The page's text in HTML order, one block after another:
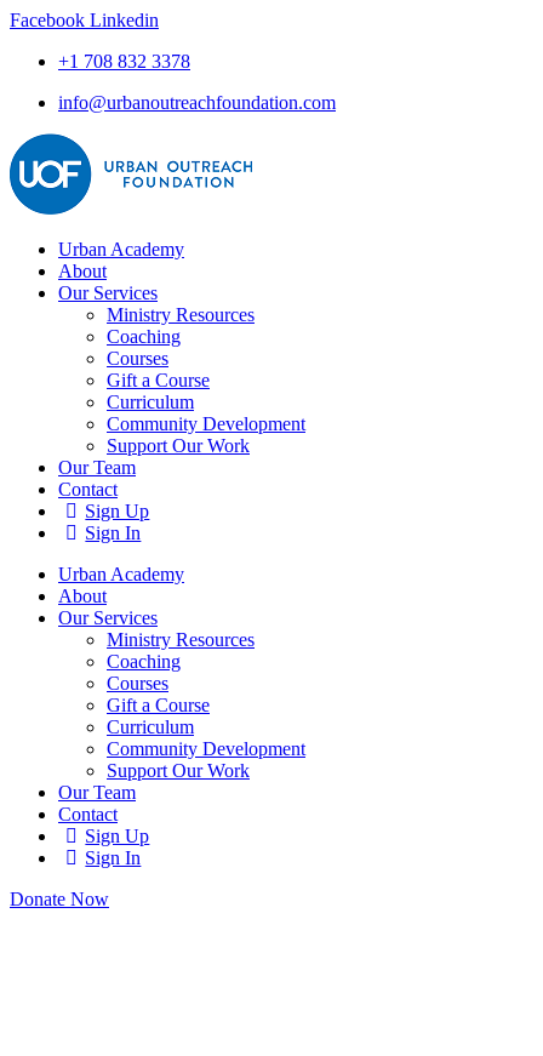
Facebook Linkedin
+1 708 832 3378
info@urbanoutreachfoundation.com
Urban Academy
About
Our Services
Ministry Resources
Coaching
Courses
Gift a Course
Curriculum
Community Development
Support Our Work
Our Team
Contact
Sign Up
Sign In
Urban Academy
About
Our Services
Ministry Resources
Coaching
Courses
Gift a Course
Curriculum
Community Development
Support Our Work
Our Team
Contact
Sign Up
Sign In
Donate Now